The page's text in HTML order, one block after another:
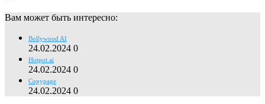
Вам может быть интересно:
Bollywood AI
24.02.2024 0
Hotpot.ai
24.02.2024 0
Copypage
24.02.2024 0